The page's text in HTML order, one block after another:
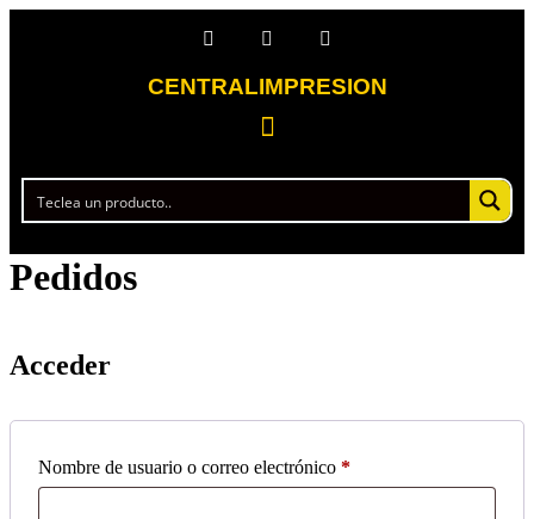
CENTRALIMPRESION
Pedidos
Acceder
Nombre de usuario o correo electrónico *